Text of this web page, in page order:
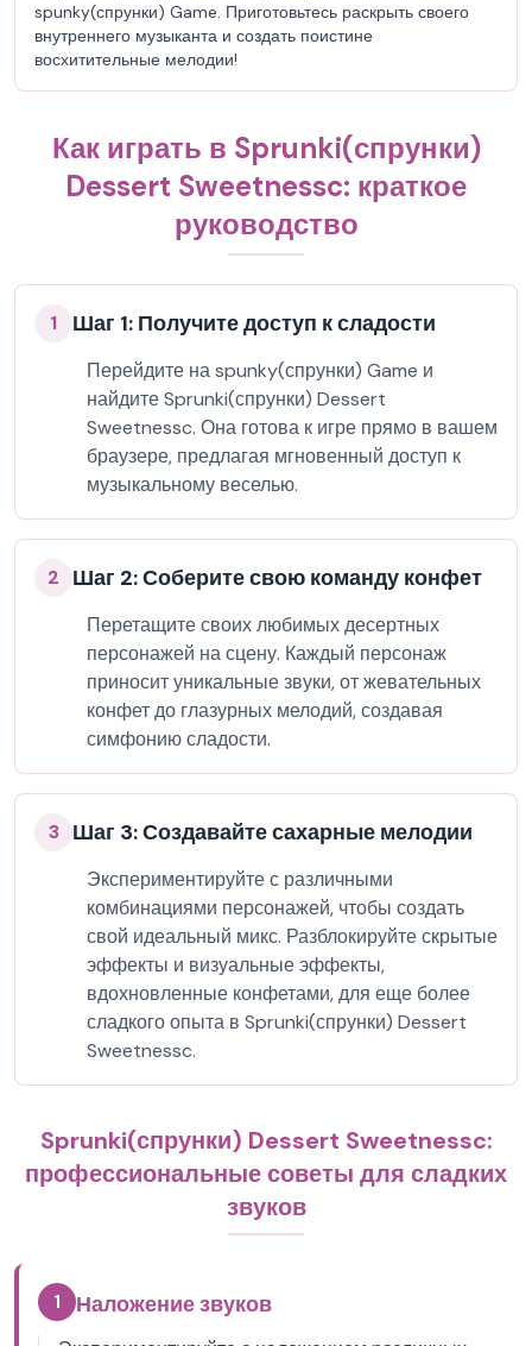
spunky(спрунки) Game. Приготовьтесь раскрыть своего
внутреннего музыканта и создать поистине
восхитительные мелодии!
Как играть в Sprunki(спрунки)
Dessert Sweetnessc: краткое
руководство
1 Шаг 1: Получите доступ к сладости
Перейдите на spunky(спрунки) Game и
найдите Sprunki(спрунки) Dessert
Sweetnessc. Она готова к игре прямо в вашем
браузере, предлагая мгновенный доступ к
музыкальному веселью.
2 Шаг 2: Соберите свою команду конфет
Перетащите своих любимых десертных
персонажей на сцену. Каждый персонаж
приносит уникальные звуки, от жевательных
конфет до глазурных мелодий, создавая
симфонию сладости.
3 Шаг 3: Создавайте сахарные мелодии
Экспериментируйте с различными
комбинациями персонажей, чтобы создать
свой идеальный микс. Разблокируйте скрытые
эффекты и визуальные эффекты,
вдохновленные конфетами, для еще более
сладкого опыта в Sprunki(спрунки) Dessert
Sweetnessc.
Sprunki(спрунки) Dessert Sweetnessc:
профессиональные советы для сладких
звуков
1 Наложение звуков